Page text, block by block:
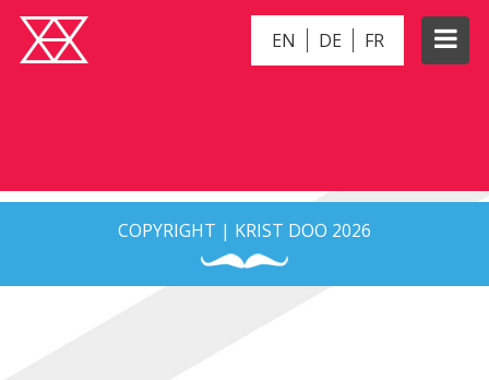
EN DE FR
COPYRIGHT | KRIST DOO 2026